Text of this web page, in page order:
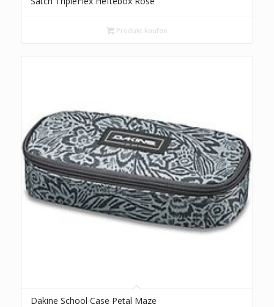
Produkt kaufen
Dakine School Case Petal Maze